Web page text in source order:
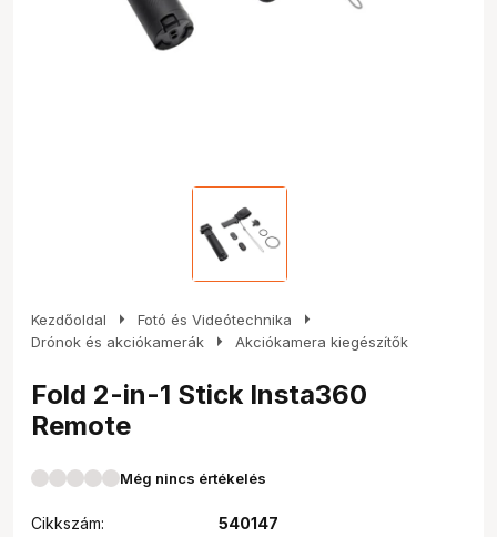
Kezdőoldal arrow_right Fotó és Videótechnika arrow_right
Drónok és akciókamerák arrow_right Akciókamera kiegészítők
Fold 2-in-1 Stick Insta360
Remote
Még nincs értékelés
Cikkszám:
540147